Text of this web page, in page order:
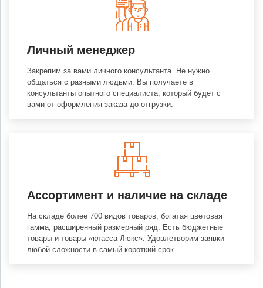
Личный менеджер
Закрепим за вами личного консультанта. Не нужно
общаться с разными людьми. Вы получаете в
консультанты опытного специалиста, который будет с
вами от оформления заказа до отгрузки.
Ассортимент и наличие на складе
На складе более 700 видов товаров, богатая цветовая
гамма, расширенный размерный ряд. Есть бюджетные
товары и товары «класса Люкс». Удовлетворим заявки
любой сложности в самый короткий срок.